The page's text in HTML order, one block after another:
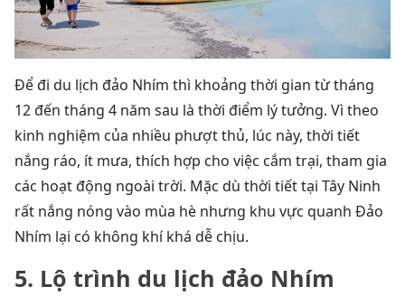
Để đi du lịch đảo Nhím thì khoảng thời gian từ tháng
12 đến tháng 4 năm sau là thời điểm lý tưởng. Vì theo
kinh nghiệm của nhiều phượt thủ, lúc này, thời tiết
nắng ráo, ít mưa, thích hợp cho việc cắm trại, tham gia
các hoạt động ngoài trời. Mặc dù thời tiết tại Tây Ninh
rất nắng nóng vào mùa hè nhưng khu vực quanh Đảo
Nhím lại có không khí khá dễ chịu.
5. Lộ trình du lịch đảo Nhím